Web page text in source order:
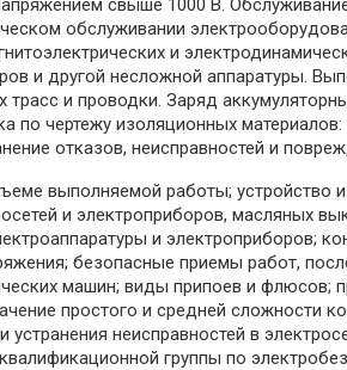
свыше 1000 В.
обслуживании
и
и другой несложной аппаратуры.
и проводки. Заряд
чертежу изоляционных
отказов, неисправностей и
выполняемой работы; устройство
и электроприборов, масляных
и электроприборов;
безопасные приемы работ,
машин; виды припоев и флюсов;
простого и средней сложности
неисправностей в
группы по